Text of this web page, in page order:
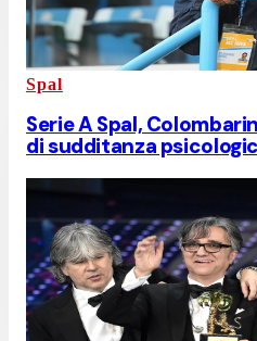
Spal
Serie A Spal,
di sudditanza